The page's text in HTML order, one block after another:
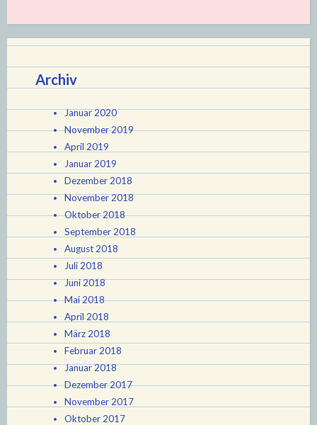
Archiv
Januar 2020
November 2019
April 2019
Januar 2019
Dezember 2018
November 2018
Oktober 2018
September 2018
August 2018
Juli 2018
Juni 2018
Mai 2018
April 2018
März 2018
Februar 2018
Januar 2018
Dezember 2017
November 2017
Oktober 2017